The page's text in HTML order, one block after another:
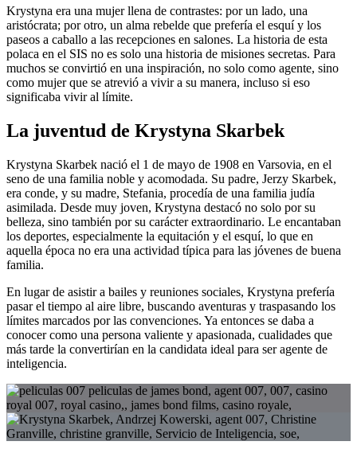
Krystyna era una mujer llena de contrastes: por un lado, una
aristócrata; por otro, un alma rebelde que prefería el esquí y los
paseos a caballo a las recepciones en salones. La historia de esta
polaca en el SIS no es solo una historia de misiones secretas. Para
muchos se convirtió en una inspiración, no solo como agente, sino
como mujer que se atrevió a vivir a su manera, incluso si eso
significaba vivir al límite.
La juventud de Krystyna Skarbek
Krystyna Skarbek nació el 1 de mayo de 1908 en Varsovia, en el
seno de una familia noble y acomodada. Su padre, Jerzy Skarbek,
era conde, y su madre, Stefania, procedía de una familia judía
asimilada. Desde muy joven, Krystyna destacó no solo por su
belleza, sino también por su carácter extraordinario. Le encantaban
los deportes, especialmente la equitación y el esquí, lo que en
aquella época no era una actividad típica para las jóvenes de buena
familia.
En lugar de asistir a bailes y reuniones sociales, Krystyna prefería
pasar el tiempo al aire libre, buscando aventuras y traspasando los
límites marcados por las convenciones. Ya entonces se daba a
conocer como una persona valiente y apasionada, cualidades que
más tarde la convertirían en la candidata ideal para ser agente de
inteligencia.